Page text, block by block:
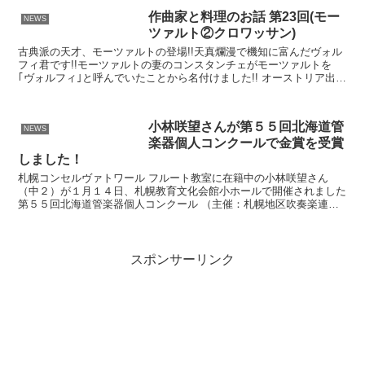
NEWS
作曲家と料理のお話 第23回(モー
ツァルト②クロワッサン)
古典派の天才、モーツァルトの登場!!天真爛漫で機知に富んだヴォル
フィ君です!!モーツァルトの妻のコンスタンチェがモーツァルトを
｢ヴォルフィ｣と呼んでいたことから名付けました!! オーストリア出身
NEWS
小林咲望さんが第５５回北海道管
楽器個人コンクールで金賞を受賞
しました！
札幌コンセルヴァトワール フルート教室に在籍中の小林咲望さん
（中２）が１月１４日、札幌教育文化会館小ホールで開催されました
第５５回北海道管楽器個人コンクール （主催：札幌地区吹奏楽連
スポンサーリンク